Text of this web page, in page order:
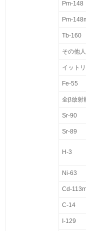
Pm-148
Pm-
Tb-160
その他
イット
Fe-55
全β放射
Sr-90
Sr-89
H-3
Ni-63
Cd-
C-14
I-129